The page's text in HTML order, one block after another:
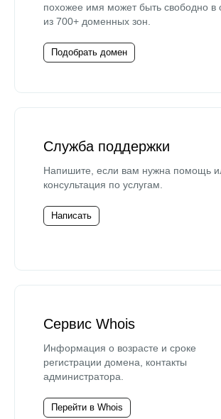
похожее имя может быть свободно в
из 700+ доменных зон.
Подобрать домен
Служба поддержки
Напишите, если вам нужна помощь
консультация по услугам.
Написать
Сервис Whois
Информация о возрасте и сроке
регистрации домена, контакты
администратора.
Перейти в Whois